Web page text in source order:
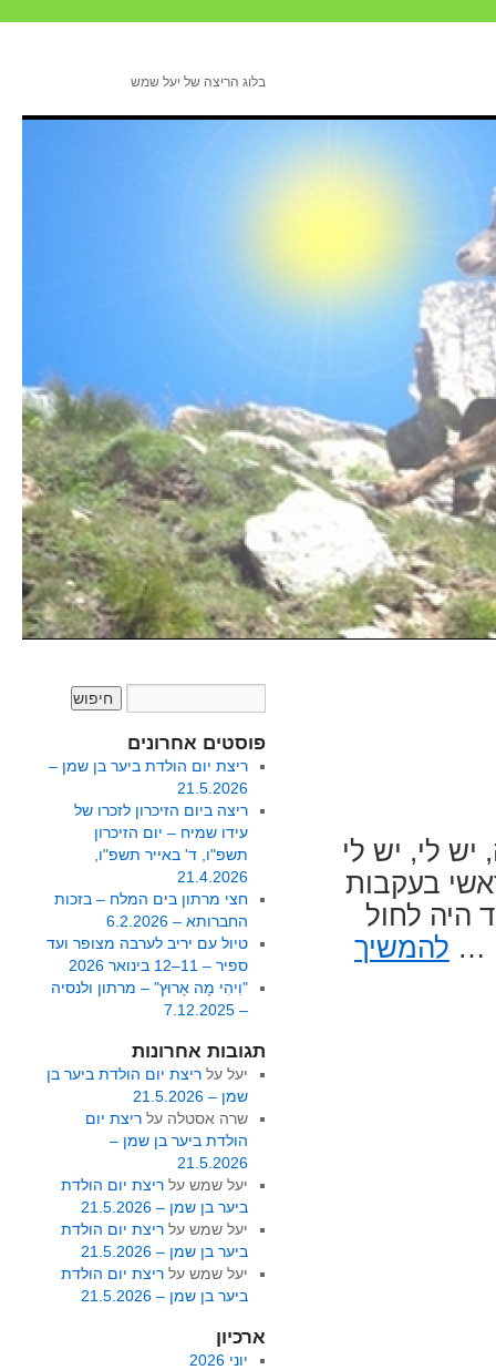
בלוג הריצה של יעל שמש
לי, יש לי
בעקבות
היה לחול
… להמשיך
פוסטים אחרונים
ריצת יום הולדת ביער בן שמן –
21.5.2026
ריצה ביום הזיכרון לזכרו של
עידו שמיח – יום הזיכרון
תשפ"ו, ד' באייר תשפ"ו,
21.4.2026
חצי מרתון בים המלח – בזכות
החברותא – 6.2.2026
טיול עם יריב לערבה מצופר ועד
ספיר – 11–12 בינואר 2026
"וִיהִי מָה אָרוּץ" – מרתון ולנסיה
– 7.12.2025
תגובות אחרונות
יעלעל ריצת יום הולדת ביער בן
שמן – 21.5.2026
שרה אסטלה על ריצת יום
הולדת ביער בן שמן –
21.5.2026
יעל שמשעל ריצת יום הולדת
ביער בן שמן – 21.5.2026
יעל שמשעל ריצת יום הולדת
ביער בן שמן – 21.5.2026
יעל שמשעל ריצת יום הולדת
ביער בן שמן – 21.5.2026
ארכיון
יוני 2026